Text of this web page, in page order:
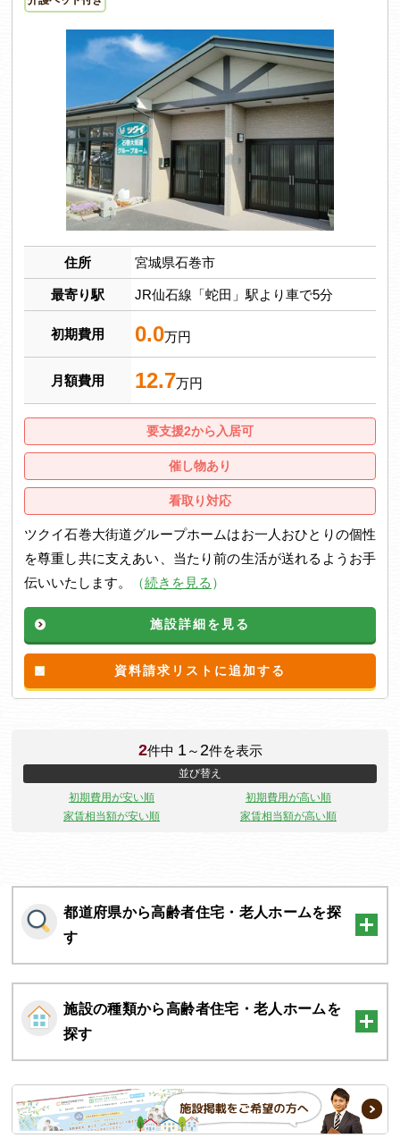
住所 宮城県石巻市
最寄り駅 JR仙石線「蛇田」駅より車で5分
初期費用 0.0万円
月額費用 12.7万円
要支援2から入居可
催し物あり
看取り対応
ツクイ石巻大街道グループホームはお一人おひとりの個性
を尊重し共に支えあい、当たり前の生活が送れるようお手
伝いいたします。
（続きを見る ）
施設詳細を見る
資料請求リストに追加する
2件中 1 ～ 2件を表示
並び替え
初期費用が安い順
初期費用が高い順
家賃相当額が安い順
家賃相当額が高い順
都道府県から高齢者住宅・老人ホームを探
す
施設の種類から高齢者住宅・老人ホームを
探す